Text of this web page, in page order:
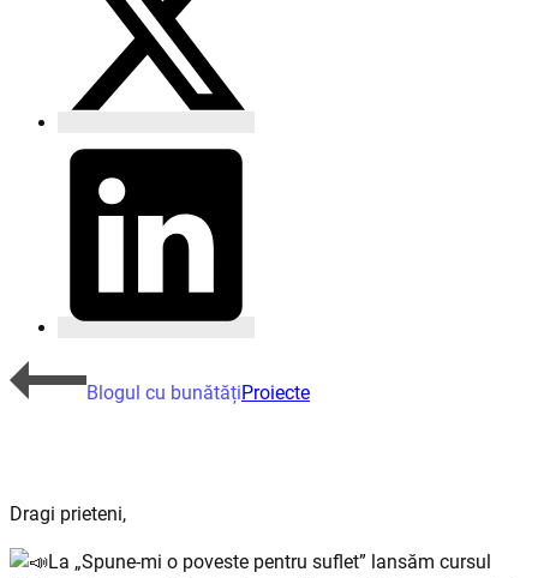
Blogul cu bunătățiProiecte
Dragi prieteni,
La „Spune-mi o poveste pentru suflet” lansăm cursul